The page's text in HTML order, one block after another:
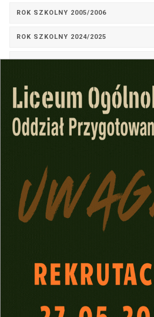
ROK SZKOLNY 2005/2006
ROK SZKOLNY 2024/2025
ROK SZKOLNY 2026/2027
NAWIGACJA
Dokumentacja
Realizowane projekty
Biblioteka
RODO
Inspektor Ochrony Danych Osobowych
Polityka prywatności
Kalendarz roku szkolnego
DANE PLACÓWKI